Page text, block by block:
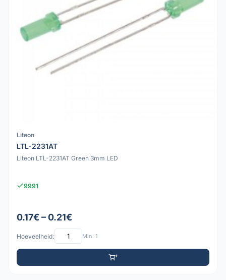
Liteon
LTL-2231AT
Liteon LTL-2231AT Green 3mm LED
9991
0.17€ – 0.21€
Hoeveelheid: Min: 1